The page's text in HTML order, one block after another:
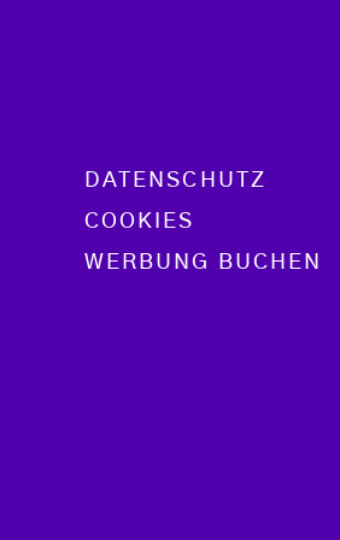
DATENSCHUTZ
COOKIES
WERBUNG BUCHEN